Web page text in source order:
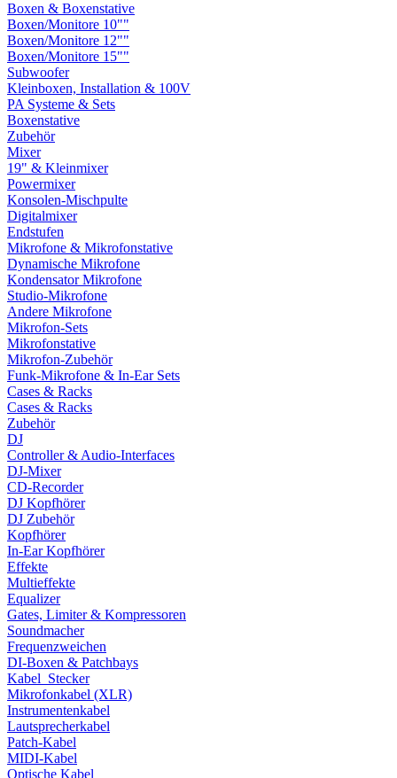
Boxen & Boxenstative
Boxen/Monitore 10""
Boxen/Monitore 12""
Boxen/Monitore 15""
Subwoofer
Kleinboxen, Installation & 100V
PA Systeme & Sets
Boxenstative
Zubehör
Mixer
19" & Kleinmixer
Powermixer
Konsolen-Mischpulte
Digitalmixer
Endstufen
Mikrofone & Mikrofonstative
Dynamische Mikrofone
Kondensator Mikrofone
Studio-Mikrofone
Andere Mikrofone
Mikrofon-Sets
Mikrofonstative
Mikrofon-Zubehör
Funk-Mikrofone & In-Ear Sets
Cases & Racks
Cases & Racks
Zubehör
DJ
Controller & Audio-Interfaces
DJ-Mixer
CD-Recorder
DJ Kopfhörer
DJ Zubehör
Kopfhörer
In-Ear Kopfhörer
Effekte
Multieffekte
Equalizer
Gates, Limiter & Kompressoren
Soundmacher
Frequenzweichen
DI-Boxen & Patchbays
Kabel_Stecker
Mikrofonkabel (XLR)
Instrumentenkabel
Lautsprecherkabel
Patch-Kabel
MIDI-Kabel
Optische Kabel